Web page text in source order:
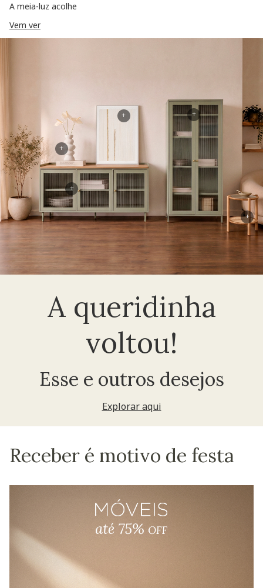
A meia-luz acolhe
Vem ver
A queridinha
voltou!
Esse e outros desejos
Explorar aqui
+
+
+
+
+
Receber é motivo de festa